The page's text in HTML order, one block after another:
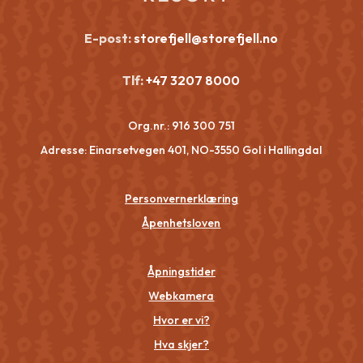
E-post:storefjell@storefjell.no
Tlf:+47 3207 8000
Org.nr.: 916 300 751
Adresse: Einarsetvegen 401, NO-3550 Gol i Hallingdal
Personvernerklæring
Åpenhetsloven
Åpningstider
Webkamera
Hvor er vi?
Hva skjer?